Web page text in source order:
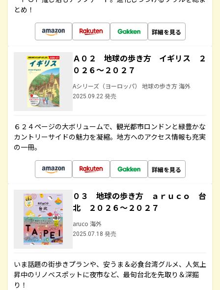
とめ！
詳細を見る
Ａ０２ 地球の歩き方 イギリス ２
０２６～２０２７
Aシリーズ（ヨーロッパ） 地球の歩き方 海外
2025.09.22 発売
６２４ページの大ボリュームで、観光都市ロンドンと緑豊かな
カントリーサイドの魅力を凝縮。地方へのアクセス情報も充実
の一冊。
詳細を見る
０３ 地球の歩き方 ａｒｕｃｏ 台
北 ２０２６～２０２７
aruco 海外
2025.07.18 発売
いま話題の街歩きプランや、安うま＆必食台湾グルメ、人気上
昇中のリノベスポットに夜市など、最旬台北を先取り＆深掘
り！